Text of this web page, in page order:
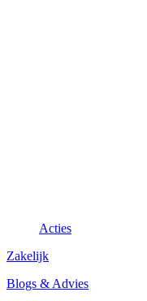
Acties
Zakelijk
Blogs & Advies